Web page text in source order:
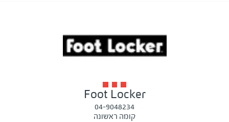
Foot Locker
04-9048234
קומה ראשונה